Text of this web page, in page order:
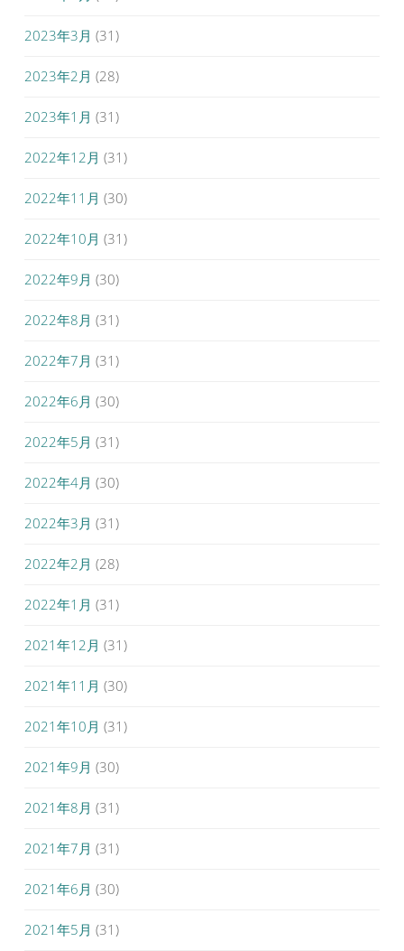
2023年3月 (31)
2023年2月 (28)
2023年1月 (31)
2022年12月 (31)
2022年11月 (30)
2022年10月 (31)
2022年9月 (30)
2022年8月 (31)
2022年7月 (31)
2022年6月 (30)
2022年5月 (31)
2022年4月 (30)
2022年3月 (31)
2022年2月 (28)
2022年1月 (31)
2021年12月 (31)
2021年11月 (30)
2021年10月 (31)
2021年9月 (30)
2021年8月 (31)
2021年7月 (31)
2021年6月 (30)
2021年5月 (31)